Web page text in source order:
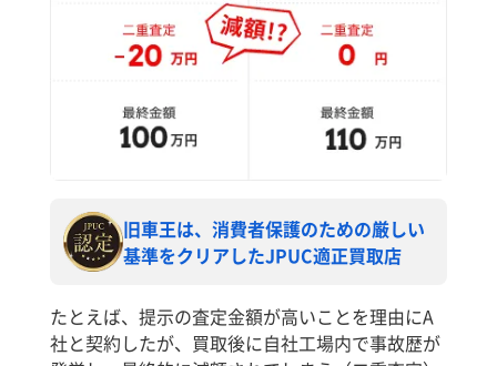
旧車王は、消費者保護のための厳しい
基準をクリアしたJPUC適正買取店
たとえば、提示の査定金額が高いことを理由にA
社と契約したが、買取後に自社工場内で事故歴が